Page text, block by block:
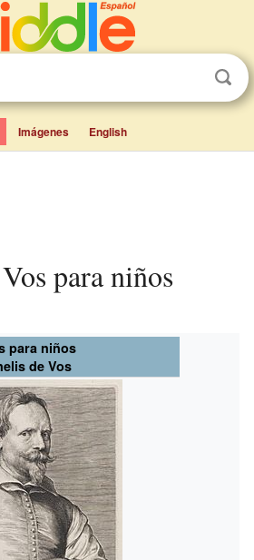
Imágenes English
Vos para niños
para niños
de Vos